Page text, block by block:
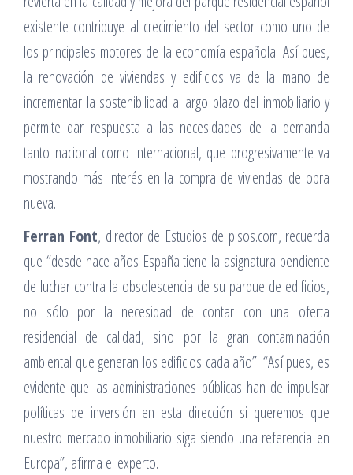
existente contribuye al crecimiento del sector como uno de
los principales motores de la economía española. Así pues,
la renovación de viviendas y edificios va de la mano de
incrementar la sostenibilidad a largo plazo del inmobiliario y
permite dar respuesta a las necesidades de la demanda
tanto nacional como internacional, que progresivamente va
mostrando más interés en la compra de viviendas de obra
nueva.
Ferran Font, director de Estudios de pisos.com, recuerda
que “desde hace años España tiene la asignatura pendiente
de luchar contra la obsolescencia de su parque de edificios,
no sólo por la necesidad de contar con una oferta
residencial de calidad, sino por la gran contaminación
ambiental que generan los edificios cada año”. “Así pues, es
evidente que las administraciones públicas han de impulsar
políticas de inversión en esta dirección si queremos que
nuestro mercado inmobiliario siga siendo una referencia en
Europa”, afirma el experto.